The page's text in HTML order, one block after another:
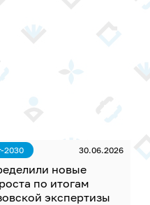
2030 30.06.2026
новые
по итогам
экспертизы